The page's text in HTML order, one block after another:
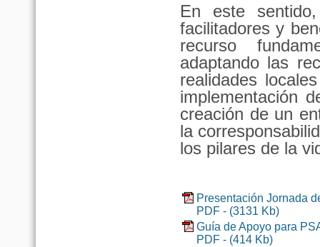
En este
facilitadores y
recurso
adaptando las
realidades
implementación
creación de un
la
los pilares de la
Presentación Jornada
PDF - (3131 Kb)
Guía de Apoyo para
PDF - (414 Kb)